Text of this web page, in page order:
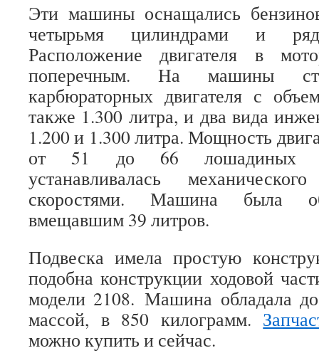
Эти машины оснащались
четырьмя цилиндрами и
Расположение двигателя в
поперечным. На машины
карбюраторных двигателя с
также 1.300 литра, и два вида
1.200 и 1.300 литра. Мощность
от 51 до 66 лошадиных
устанавливалась
скоростями. Машина была
вмещавшим 39 литров.
Подвеска имела простую
подобна конструкции ходовой
модели 2108. Машина обладала
массой, в 850 килограмм.
можно купить и сейчас.